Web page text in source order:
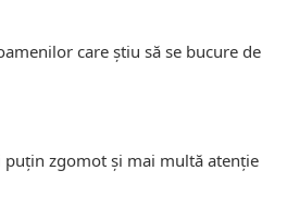
care știu să se bucure de
puțin zgomot și mai multă atenție